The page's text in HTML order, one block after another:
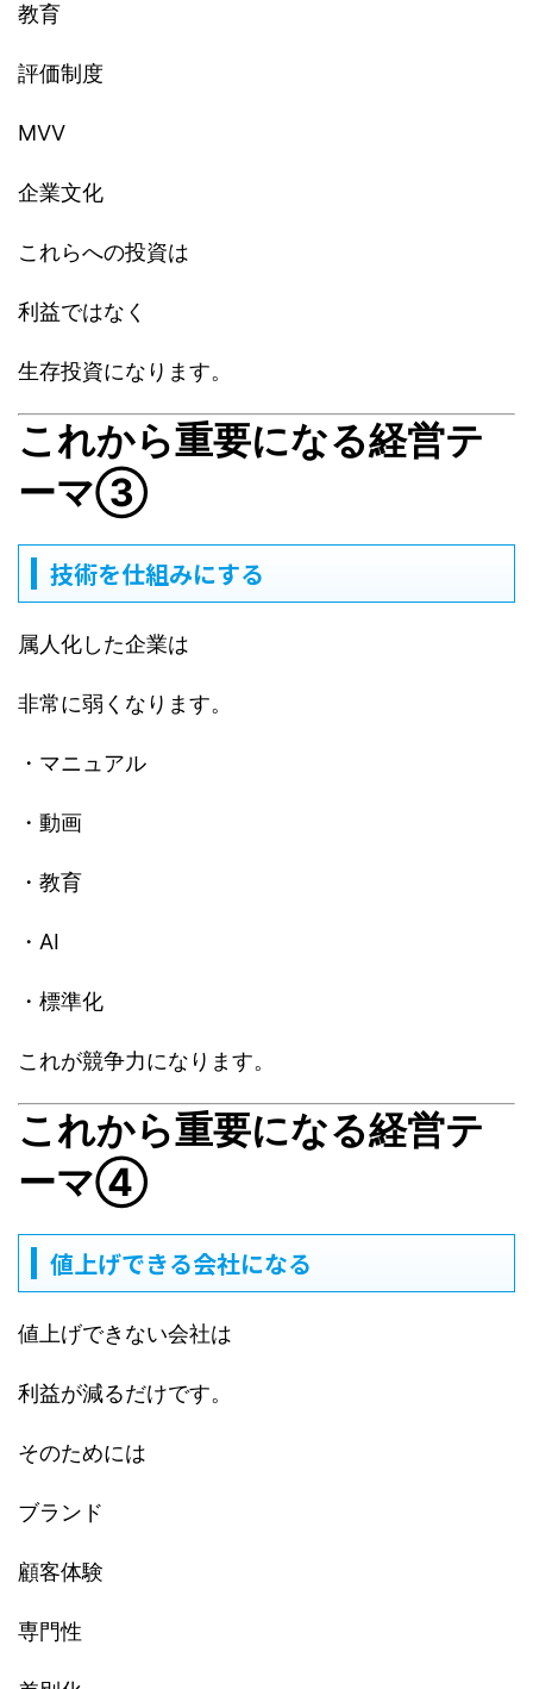
教育
評価制度
MVV
企業文化
これらへの投資は
利益ではなく
生存投資になります。
これから重要になる経営テ
ーマ③
技術を仕組みにする
属人化した企業は
非常に弱くなります。
・マニュアル
・動画
・教育
・AI
・標準化
これが競争力になります。
これから重要になる経営テ
ーマ④
値上げできる会社になる
値上げできない会社は
利益が減るだけです。
そのためには
ブランド
顧客体験
専門性